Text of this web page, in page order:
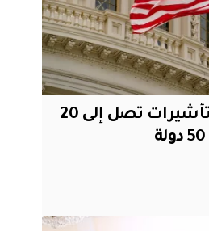
أميركا تقر سندات تأشيرات تصل إلى 20